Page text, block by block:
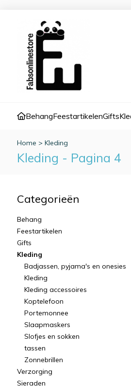
BehangFeestartikelenGifts
Home > Kleding
Kleding - Pagina 4
Categorieën
Behang
Feestartikelen
Gifts
Kleding
Badjassen, pyjama's en onesies
Kleding
Kleding accessoires
Koptelefoon
Portemonnee
Slaapmaskers
Slofjes en sokken
tassen
Zonnebrillen
Verzorging
Sieraden